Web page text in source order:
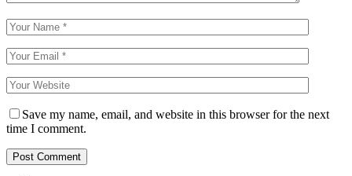
Save my name, email, and website in this browser for the next
time I comment.